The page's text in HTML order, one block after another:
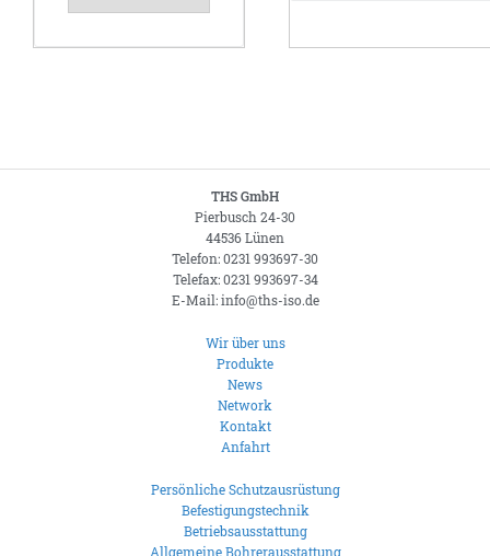
THS GmbH
Pierbusch 24-30
44536 Lünen
Telefon: 0231 993697-30
Telefax: 0231 993697-34
E-Mail: info@ths-iso.de
Wir über uns
Produkte
News
Network
Kontakt
Anfahrt
Persönliche Schutzausrüstung
Befestigungstechnik
Betriebsausstattung
Allgemeine Bohrerausstattung